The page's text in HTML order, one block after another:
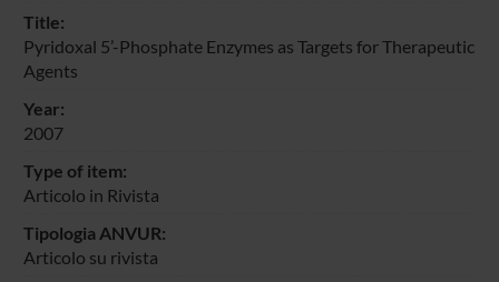
Title:
Pyridoxal 5’-Phosphate Enzymes as Targets for Therapeutic
Agents
Year:
2007
Type of item:
Articolo in Rivista
Tipologia ANVUR:
Articolo su rivista